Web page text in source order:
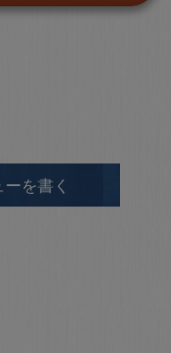
を書く